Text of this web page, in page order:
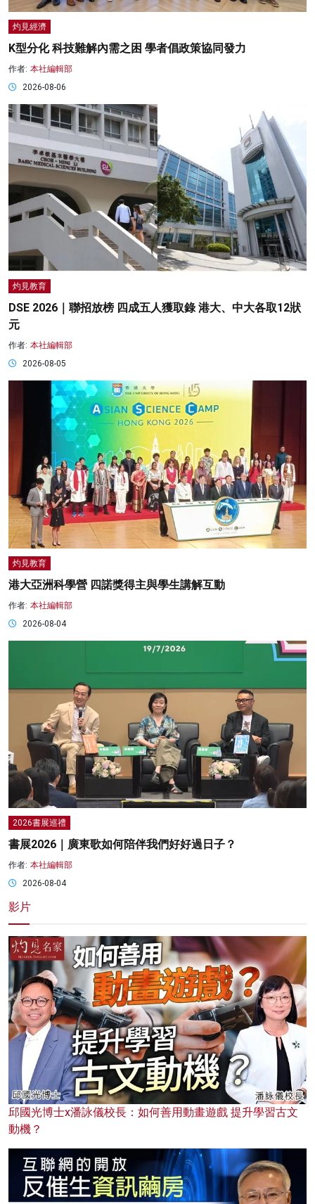
灼見經濟
K型分化 科技難解內需之困 學者倡政策協同發力
作者: 本社編輯部
2026-08-06
灼見教育
DSE 2026｜聯招放榜 四成五人獲取錄 港大、中大各取12狀
元
作者: 本社編輯部
2026-08-05
灼見教育
港大亞洲科學營 四諾獎得主與學生講解互動
作者: 本社編輯部
2026-08-04
2026書展巡禮
書展2026｜廣東歌如何陪伴我們好好過日子？
作者: 本社編輯部
2026-08-04
影片
邱國光博士x潘詠儀校長：如何善用動畫遊戲 提升學習古文
動機？